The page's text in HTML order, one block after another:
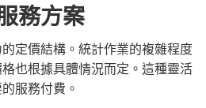
務方案
定價結構。統計作業的複雜程度
也根據具體情況而定。這種靈活
服務付費。